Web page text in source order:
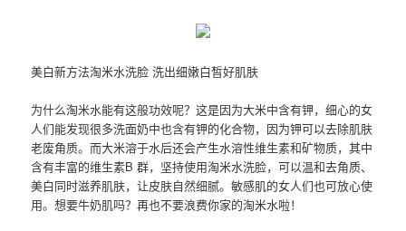
美白新方法淘米水洗脸 洗出细嫩白皙好肌肤
为什么淘米水能有这般功效呢？这是因为大米中含有钾，细心的女
人们能发现很多洗面奶中也含有钾的化合物，因为钾可以去除肌肤
老废角质。而大米溶于水后还会产生水溶性维生素和矿物质，其中
含有丰富的维生素B 群，坚持使用淘米水洗脸，可以温和去角质、
美白同时滋养肌肤，让皮肤自然细腻。敏感肌的女人们也可放心使
用。想要牛奶肌吗？再也不要浪费你家的淘米水啦！